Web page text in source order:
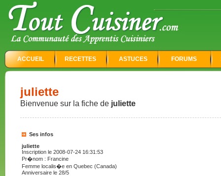
ACCUEIL RECETTES ASTUCES FORUMS
juliette
Bienvenue sur la fiche de juliette
Ses infos
juliette
Inscription le 2008-07-24 16:31:53
Pr�nom : Francine
Femme localis�e en Quebec (Canada)
Anniversaire le 28/5